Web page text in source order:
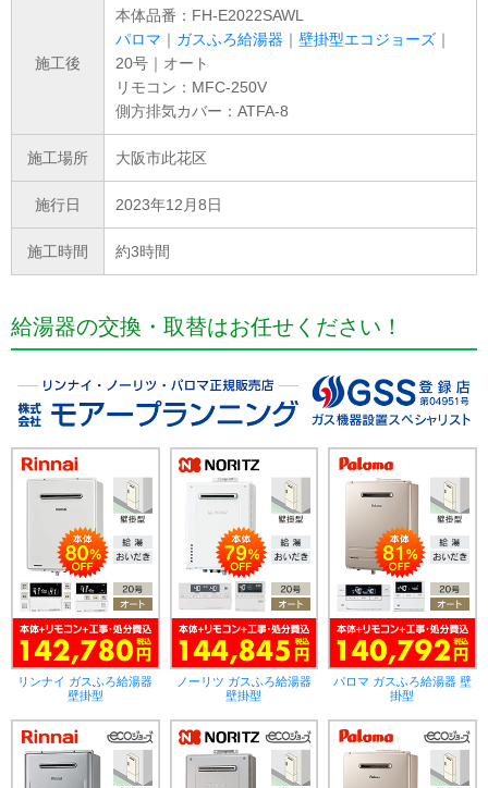
施工後
本体品番：FH-E2022SAWL
パロマ ｜ ガスふろ給湯器 ｜ 壁掛型エコジョーズ ｜
20号｜オート
リモコン：MFC-250V
側方排気カバー：ATFA-8
施工場所 大阪市此花区
施行日 2023年12月8日
施工時間 約3時間
給湯器の交換・取替はお任せください！
リンナイ ガスふろ給湯器
壁掛型
ノーリツ ガスふろ給湯器
壁掛型
パロマ ガスふろ給湯器 壁
掛型